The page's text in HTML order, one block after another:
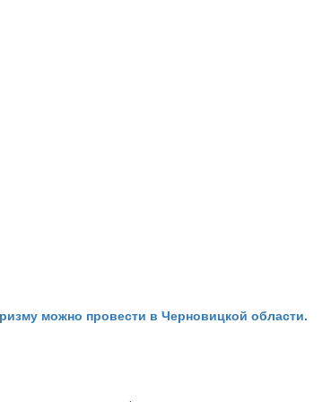
можно провести в Черновицкой области.